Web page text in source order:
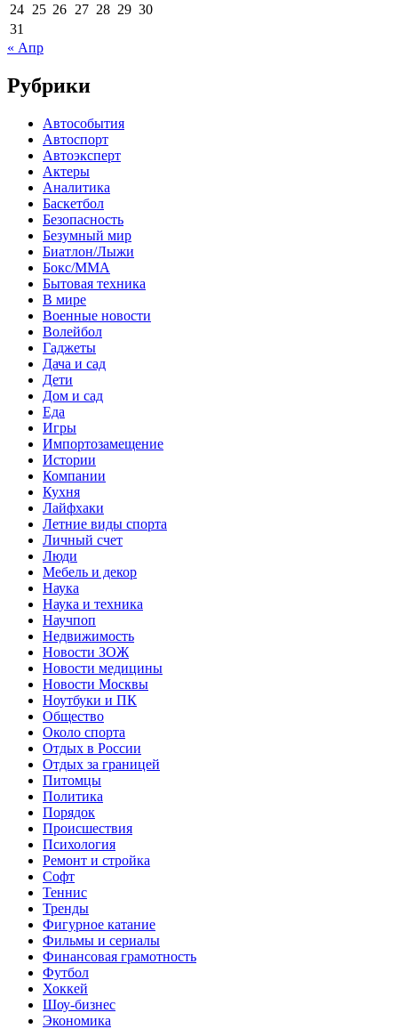
24 25 26 27 28 29 30
31
« Апр
Рубрики
Автособытия
Автоспорт
Автоэксперт
Актеры
Аналитика
Баскетбол
Безопасность
Безумный мир
Биатлон/Лыжи
Бокс/MMA
Бытовая техника
В мире
Военные новости
Волейбол
Гаджеты
Дача и сад
Дети
Дом и сад
Еда
Игры
Импортозамещение
Истории
Компании
Кухня
Лайфхаки
Летние виды спорта
Личный счет
Люди
Мебель и декор
Наука
Наука и техника
Научпоп
Недвижимость
Новости ЗОЖ
Новости медицины
Новости Москвы
Ноутбуки и ПК
Общество
Около спорта
Отдых в России
Отдых за границей
Питомцы
Политика
Порядок
Происшествия
Психология
Ремонт и стройка
Софт
Теннис
Тренды
Фигурное катание
Фильмы и сериалы
Финансовая грамотность
Футбол
Хоккей
Шоу-бизнес
Экономика